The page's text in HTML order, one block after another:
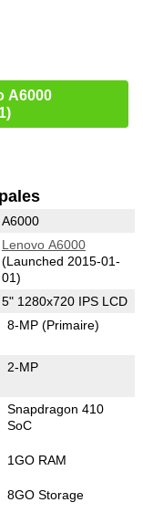
A6000
A6000
Lenovo A6000
(Launched 2015-01-
01)
5" 1280x720 IPS LCD
8-MP (Primaire)
2-MP
Snapdragon 410
SoC
1GO RAM
8GO Storage